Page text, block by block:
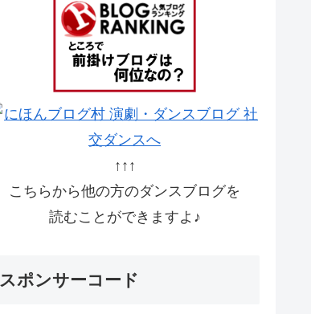
↑↑↑
こちらから他の方のダンスブログを
読むことができますよ♪
スポンサーコード